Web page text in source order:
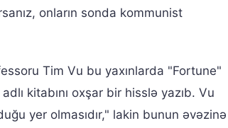
onların sonda kommunist
Tim Vu bu yaxınlarda "Fortune"
kitabını oxşar bir hisslə yazıb. Vu
yer olmasıdır," lakin bunun əvəzinə